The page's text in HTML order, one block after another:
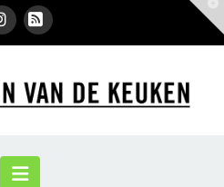
Instagram
RSS
Navigation